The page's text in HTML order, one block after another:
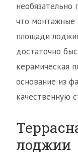
необязательно
что монтажные
площади
достаточно
керамическая
основание из
качественную
лоджии